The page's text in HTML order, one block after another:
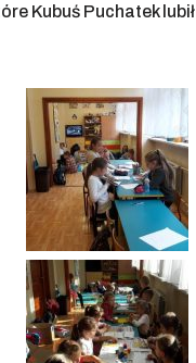
Kubuś Puchatek lubił